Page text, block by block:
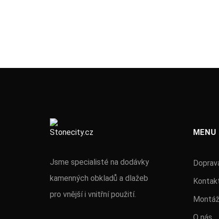
Jsme specialisté na dodávky
kamenných obkladů a dlažeb
pro vnější i vnitřní použití.
MENU
Montáž